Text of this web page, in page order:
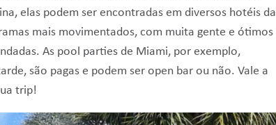
elas podem ser encontradas em diversos hotéis da
mais movimentados, com muita gente e ótimos
As pool parties de Miami, por exemplo,
são pagas e podem ser open bar ou não. Vale a
trip!